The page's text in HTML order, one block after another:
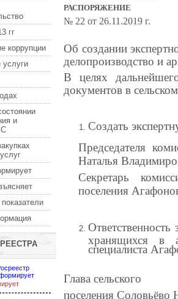
гг
коррупции
и
РАСПОРЯЖЕНИЕ
№ 22 от 26.11.2019 г.
Об создании
делопроизводство и
В целях
документов в
Создать
Председателя
Наталья
Секретарь
поселения
хранящихся в
специалиста
Глава сельского
поселения Соловьёво